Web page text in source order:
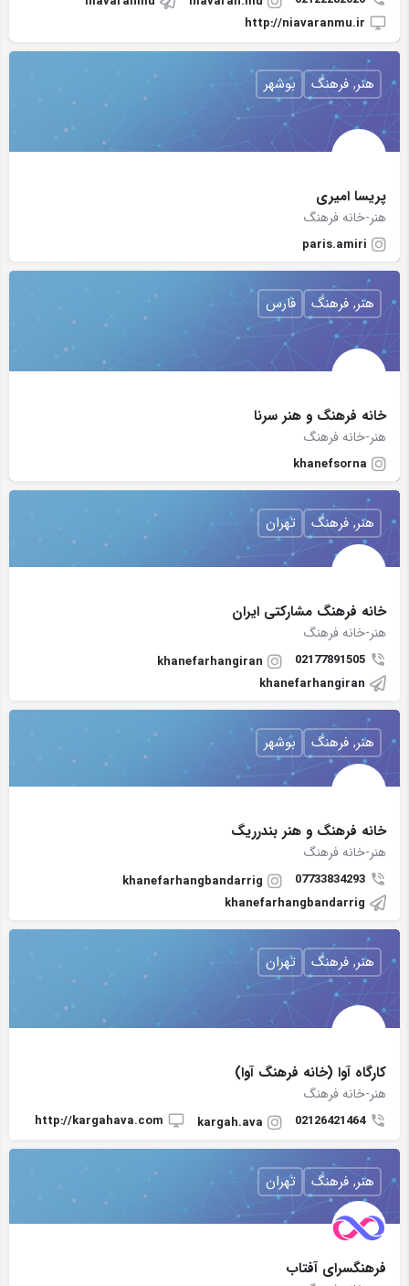
http://niavaranmu.ir
پریسا امیری
هنر-خانه فرهنگ
paris.amiri
هنر, فرهنگ بوشهر
خانه فرهنگ و هنر سرنا
هنر-خانه فرهنگ
khanefsorna
هنر, فرهنگ فارس
خانه فرهنگ مشارکتی ایران
هنر-خانه فرهنگ
02177891505
khanefarhangiran
khanefarhangiran
هنر, فرهنگ تهران
خانه فرهنگ و هنر بندرریگ
هنر-خانه فرهنگ
07733834293
khanefarhangbandarrig
khanefarhangbandarrig
هنر, فرهنگ بوشهر
كارگاه آوا (خانه فرهنگ آوا)
هنر-خانه فرهنگ
02126421464
kargah.ava
http://kargahava.com
هنر, فرهنگ تهران
فرهنگسراى آفتاب
هنر, فرهنگ تهران